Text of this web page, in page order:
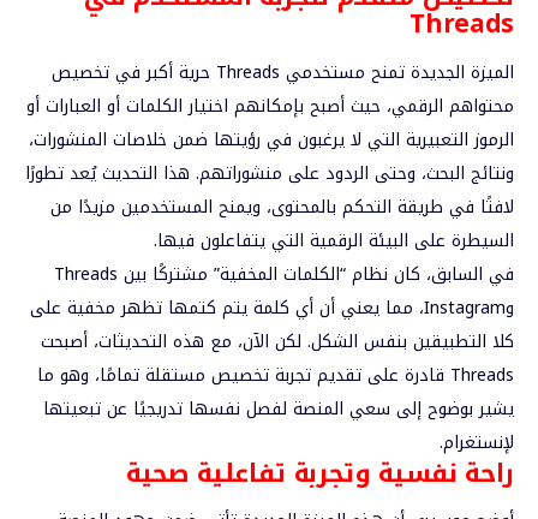
Threads
الميزة الجديدة تمنح مستخدمي Threads
حرية أكبر في تخصيص
محتواهم الرقمي، حيث أصبح بإمكانهم اختيار الكلمات أو العبارات أو
الرموز التعبيرية التي لا يرغبون في رؤيتها ضمن خلاصات المنشورات،
ونتائج البحث، وحتى الردود على منشوراتهم. هذا التحديث يُعد تطورًا
لافتًا في طريقة التحكم بالمحتوى، ويمنح المستخدمين مزيدًا من
السيطرة على البيئة الرقمية التي يتفاعلون فيها.
في السابق، كان نظام “الكلمات المخفية” مشتركًا بين Threads
وInstagram، مما يعني أن أي كلمة يتم كتمها تظهر مخفية على
كلا التطبيقين بنفس الشكل. لكن الآن، مع هذه التحديثات، أصبحت
Threads قادرة على تقديم
تجربة تخصيص مستقلة تمامًا، وهو ما
يشير بوضوح إلى سعي المنصة لفصل نفسها تدريجيًا عن تبعيتها
لإنستغرام.
راحة نفسية وتجربة تفاعلية صحية